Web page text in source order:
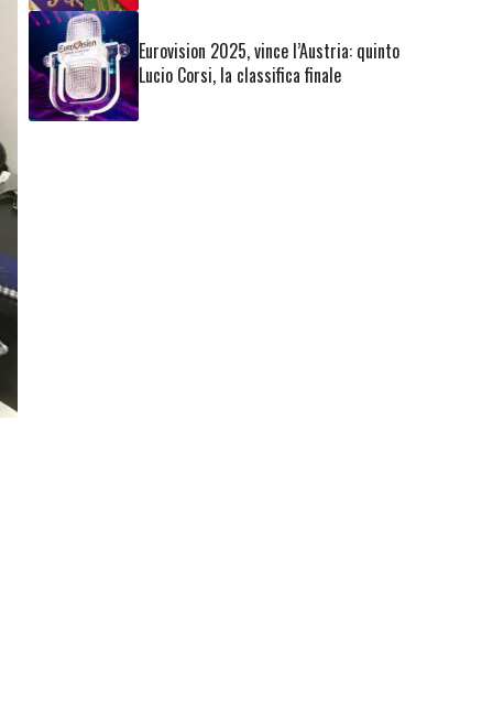
Eurovision 2025, vince l’Austria: quinto
Lucio Corsi, la classifica finale